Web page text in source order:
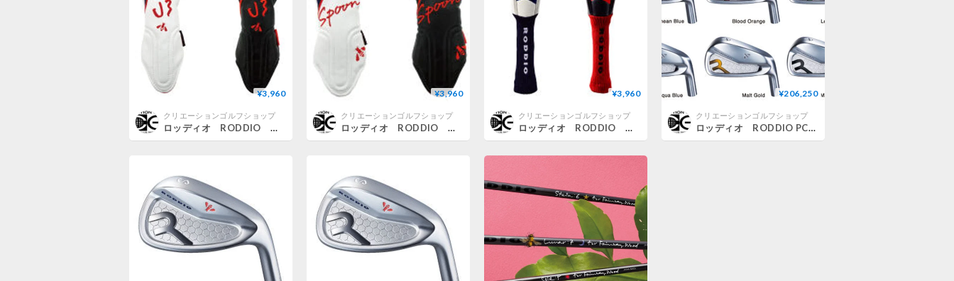
¥3,960
クリエーションゴルフショップ
ロッディオ RODDIO ユーティリティ用ヘッドカバー キャットハンドタイプ
¥3,960
クリエーションゴルフショップ
ロッディオ RODDIO フェアウェイウッド用ヘッドカバー キャットハンドタイプ
¥3,960
クリエーションゴルフショップ
ロッディオ RODDIO ドライバー用ヘッドカバー ソックスタイプ
¥206,250
クリエーションゴルフショップ
ロッディオ RODDIO PC フォージドアイアン LIGHT（ライト）【＃7〜＃Q】 5本セット カラーカスタム仕様 三菱ケミカル ELDIO アイアン 45 シャフト付